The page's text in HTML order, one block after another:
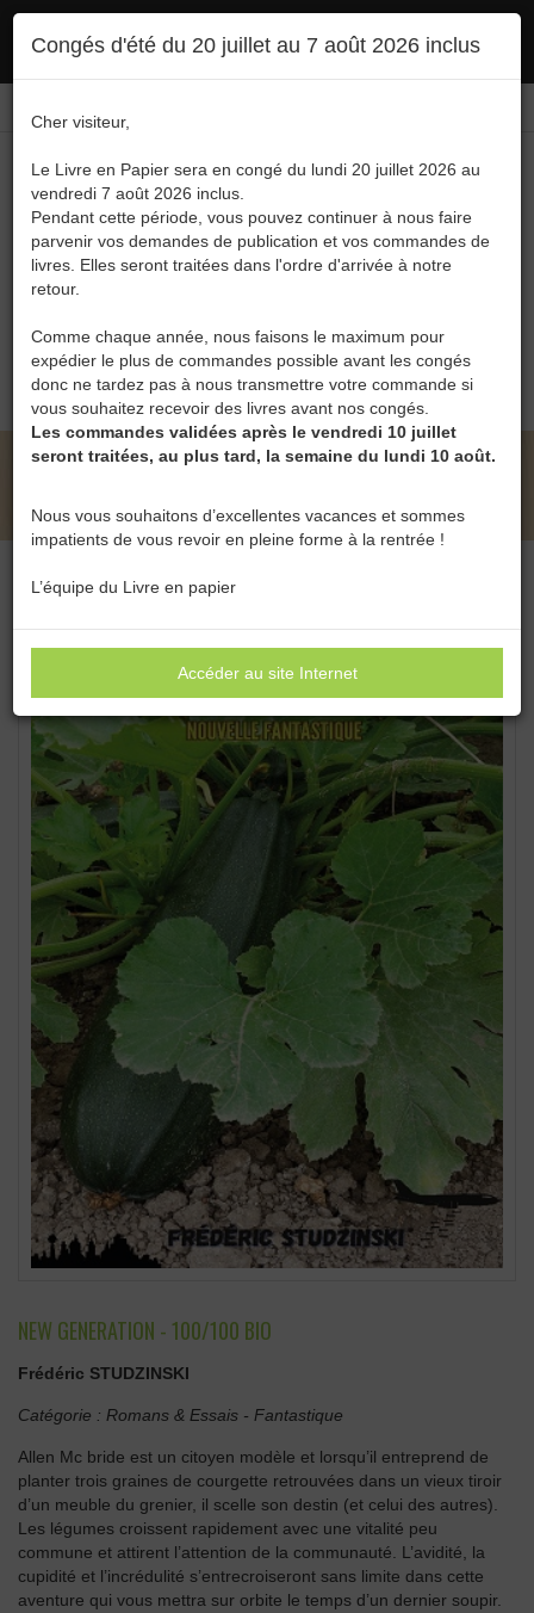
l'utilisation :politique en matière de confidentialité Accepter
Congés d'été du 20 juillet au 7 août 2026 inclus
Cher visiteur,
Le Livre en Papier sera en congé du lundi 20 juillet 2026 au
vendredi 7 août 2026 inclus.
Pendant cette période, vous pouvez continuer à nous faire
parvenir vos demandes de publication et vos commandes de
livres. Elles seront traitées dans l'ordre d'arrivée à notre
retour.
Comme chaque année, nous faisons le maximum pour
expédier le plus de commandes possible avant les congés
donc ne tardez pas à nous transmettre votre commande si
vous souhaitez recevoir des livres avant nos congés.
Les commandes validées après le vendredi 10 juillet
seront traitées, au plus tard, la semaine du lundi 10 août.
Nous vous souhaitons d’excellentes vacances et sommes
impatients de vous revoir en pleine forme à la rentrée !
L’équipe du Livre en papier
Accéder au site Internet
Menu
0
LE LIVRE EN PAPIER • NEW GENERATION -
100/100 BIO DE FRÉDÉRIC STUDZINSKI
NEW GENERATION - 100/100 BIO
Frédéric STUDZINSKI
Catégorie : Romans & Essais - Fantastique
Allen Mc bride est un citoyen modèle et lorsqu’il entreprend de
planter trois graines de courgette retrouvées dans un vieux tiroir
d’un meuble du grenier, il scelle son destin (et celui des autres).
Les légumes croissent rapidement avec une vitalité peu
commune et attirent l’attention de la communauté. L’avidité, la
cupidité et l’incrédulité s’entrecroiseront sans limite dans cette
aventure qui vous mettra sur orbite le temps d’un dernier soupir.